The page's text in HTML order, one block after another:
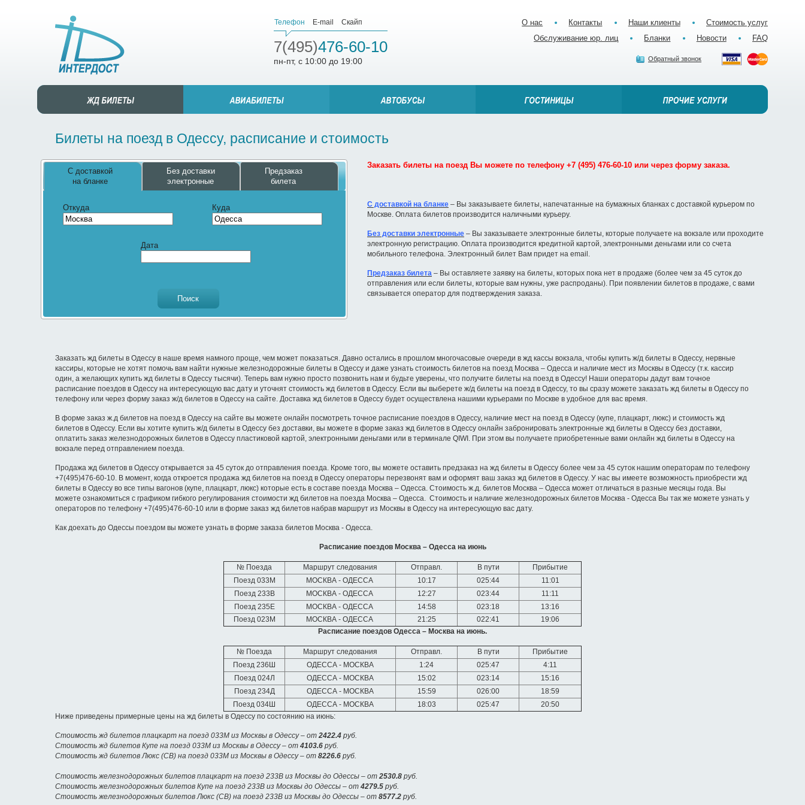
Телефон E-mail Скайп
7(495)476-60-10
пн-пт, с 10:00 до 19:00
О нас Контакты Наши клиенты
Стоимость услуг
Обслуживание юр. лиц
Бланки Новости FAQ
Обратный звонок
Билеты на поезд в Одессу, расписание и стоимость
С доставкой
на бланке
Без доставки
электронные
Предзаказ
билета
Откуда Куда
Дата
Заказать билеты на поезд Вы можете по телефону +7 (495) 476-60-10 или через форму заказа.
С доставкой на бланке – Вы заказываете билеты, напечатанные на бумажных бланках с доставкой курьером по
Москве. Оплата билетов производится наличными курьеру.
Без доставки электронные – Вы заказываете электронные билеты, которые получаете на вокзале или проходите
электронную регистрацию. Оплата производится кредитной картой, электронными деньгами или со счета
мобильного телефона. Электронный билет Вам придет на email.
Предзаказ билета – Вы оставляете заявку на билеты, которых пока нет в продаже (более чем за 45 суток до
отправления или если билеты, которые вам нужны, уже распроданы). При появлении билетов в продаже, с вами
связывается оператор для подтверждения заказа.
Заказать жд билеты в Одессу в наше время намного проще, чем может показаться. Давно остались в прошлом многочасовые очереди в жд кассы вокзала, чтобы купить ж/д билеты в Одессу, нервные
кассиры, которые не хотят помочь вам найти нужные железнодорожные билеты в Одессу и даже узнать стоимость билетов на поезд Москва – Одесса и наличие мест из Москвы в Одессу (т.к. кассир
один, а желающих купить жд билеты в Одессу тысячи). Теперь вам нужно просто позвонить нам и будьте уверены, что получите билеты на поезд в Одессу! Наши операторы дадут вам точное
расписание поездов в Одессу на интересующую вас дату и уточнят стоимость жд билетов в Одессу. Если вы выберете ж/д билеты на поезд в Одессу, то вы сразу можете заказать жд билеты в Одессу по
телефону или через форму заказ ж/д билетов в Одессу на сайте. Доставка жд билетов в Одессу будет осуществлена нашими курьерами по Москве в удобное для вас время.
В форме заказ ж.д билетов на поезд в Одессу на сайте вы можете онлайн посмотреть точное расписание поездов в Одессу, наличие мест на поезд в Одессу (купе, плацкарт, люкс) и стоимость жд
билетов в Одессу. Если вы хотите купить ж/д билеты в Одессу без доставки, вы можете в форме заказ жд билетов в Одессу онлайн забронировать электронные жд билеты в Одессу без доставки,
оплатить заказ железнодорожных билетов в Одессу пластиковой картой, электронными деньгами или в терминале QIWI. При этом вы получаете приобретенные вами онлайн жд билеты в Одессу на
вокзале перед отправлением поезда.
Продажа жд билетов в Одессу открывается за 45 суток до отправления поезда. Кроме того, вы можете оставить предзаказ на жд билеты в Одессу более чем за 45 суток нашим операторам по телефону
+7(495)476-60-10. В момент, когда откроется продажа жд билетов на поезд в Одессу операторы перезвонят вам и оформят ваш заказ жд билетов в Одессу. У нас вы имеете возможность приобрести жд
билеты в Одессу во все типы вагонов (купе, плацкарт, люкс) которые есть в составе поезда Москва – Одесса. Стоимость ж.д. билетов Москва – Одесса может отличаться в разные месяцы года. Вы
можете ознакомиться с графиком гибкого регулирования стоимости жд билетов на поезда Москва – Одесса. Стоимость и наличие железнодорожных билетов Москва - Одесса Вы так же можете узнать у
операторов по телефону +7(495)476-60-10 или в форме заказ жд билетов набрав маршрут из Москвы в Одессу на интересующую вас дату.
Как доехать до Одессы поездом вы можете узнать в форме заказа билетов Москва - Одесса.
Расписание поездов Москва – Одесса на июнь
№ Поезда Маршрут следования Отправл. В пути
Прибытие
Поезд 033М
МОСКВА - ОДЕССА 10:17 025:44
11:01
Поезд 233В
МОСКВА - ОДЕССА 12:27 023:44
11:11
Поезд 235Е
МОСКВА - ОДЕССА 14:58 023:18
13:16
Поезд 023М
МОСКВА - ОДЕССА 21:25 022:41
19:06
Расписание поездов Одесса – Москва на июнь.
№ Поезда Маршрут следования Отправл. В пути
Прибытие
Поезд 236Ш
ОДЕССА - МОСКВА 1:24 025:47
4:11
Поезд 024Л
ОДЕССА - МОСКВА 15:02 023:14
15:16
Поезд 234Д
ОДЕССА - МОСКВА 15:59 026:00
18:59
Поезд 034Ш
ОДЕССА - МОСКВА 18:03 025:47
20:50
Ниже приведены примерные цены на жд билеты в Одессу по состоянию на июнь:
Стоимость жд билетов плацкарт на поезд 033М из Москвы в Одессу – от 2422.4 руб.
Стоимость жд билетов Купе на поезд 033М из Москвы в Одессу – от 4103.6 руб.
Стоимость жд билетов Люкс (СВ) на поезд 033М из Москвы в Одессу – от 8226.6 руб.
Стоимость железнодорожных билетов плацкарт на поезд 233В из Москвы до Одессы – от 2530.8 руб.
Стоимость железнодорожных билетов Купе на поезд 233В из Москвы до Одессы – от 4279.5 руб.
Стоимость железнодорожных билетов Люкс (СВ) на поезд 233В из Москвы до Одессы – от 8577.2 руб.